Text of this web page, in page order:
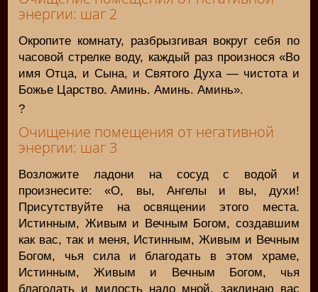
энергии: шаг 2
Окропите комнату, разбрызгивая вокруг себя по
часовой стрелке воду, каждый раз произнося «Во
имя Отца, и Сына, и Святого Духа — чистота и
Божье Царство. Аминь. Аминь. Аминь».
?
Очищение помещения от негативной
энергии: шаг 3
Возложите ладони на сосуд с водой и
произнесите: «О, вы, Ангелы и вы, духи!
Присутствуйте на освящении этого места.
Истинным, Живым и Вечным Богом, создавшим
как вас, так и меня, Истинным, Живым и Вечным
Богом, чья сила и благодать в этом храме,
Истинным, Живым и Вечным Богом, чья
благодать и милость надо мной, заклинаю вас